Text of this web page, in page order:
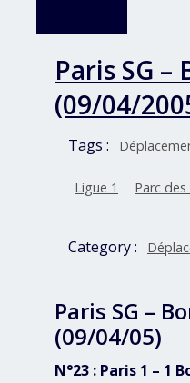
Paris SG –
(09/04/
Tags :
Ligue 1 Parc des
Category :
Paris SG –
(09/04/05)
N°23 : Paris 1 – 1